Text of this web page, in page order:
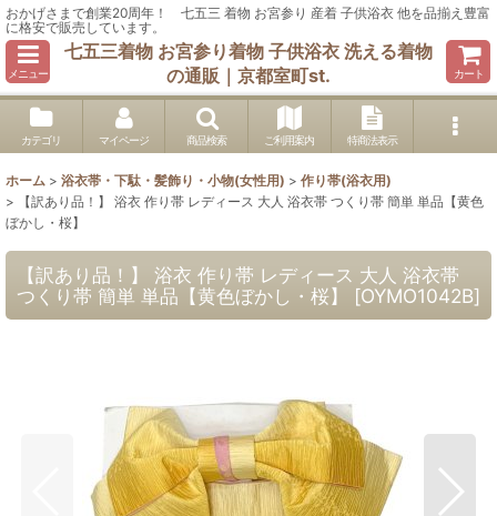
おかげさまで創業20周年！ 七五三 着物 お宮参り 産着 子供浴衣 他を品揃え豊富
に格安で販売しています。
メニュー
七五三着物 お宮参り着物 子供浴衣 洗える着物
の通販｜京都室町st.
カート
カテゴリ マイページ 商品検索 ご利用案内 特商法表示
ホーム > 浴衣帯・下駄・髪飾り・小物(女性用) > 作り帯(浴衣用)
>
【訳あり品！】 浴衣 作り帯 レディース 大人 浴衣帯 つくり帯 簡単 単品【黄色
ぼかし・桜】
【訳あり品！】 浴衣 作り帯 レディース 大人 浴衣帯
つくり帯 簡単 単品【黄色ぼかし・桜】
[OYMO1042B]